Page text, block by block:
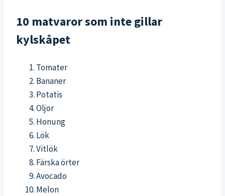
10 matvaror som inte gillar
kylskåpet
Tomater
Bananer
Potatis
Oljor
Honung
Lök
Vitlök
Färska örter
Avocado
Melon